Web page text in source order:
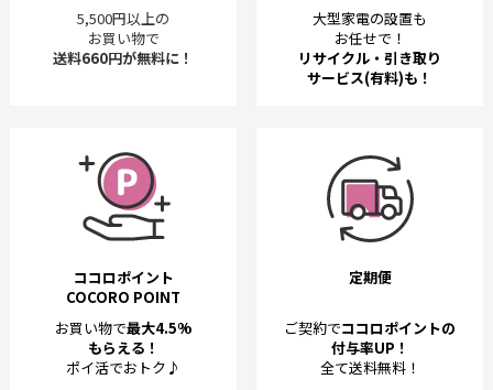
5,500円以上の
お買い物で
送料660円が無料に！
大型家電の設置も
お任せで！
リサイクル・引き取り
サービス(有料)も！
ココロポイント
COCORO POINT
お買い物で最大4.5%
もらえる！
ポイ活でおトク♪
定期便
ご契約でココロポイントの
付与率UP！
全て送料無料！